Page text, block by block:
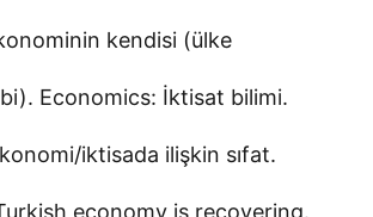
kendisi (ülke
Economics: İktisat bilimi.
iktisada ilişkin sıfat.
economy is recovering.